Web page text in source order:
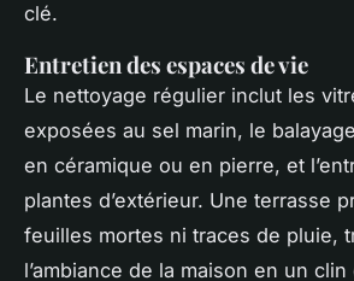
clé.
Entretien des espaces de vie
Le nettoyage régulier inclut les
exposées au sel marin, le
en céramique ou en pierre, et
plantes d’extérieur. Une terrasse
feuilles mortes ni traces de pluie,
l’ambiance de la maison en un clin